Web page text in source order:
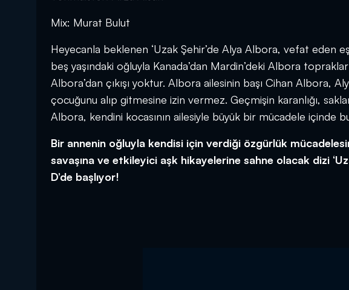
Mix: Murat Bulut
Heyecanla beklenen ‘Uzak Şehir’de Alya Albora, vefat eden
beş yaşındaki oğluyla Kanada’dan Mardin’deki Albora
Albora’dan çıkışı yoktur. Albora ailesinin başı Cihan Albora,
çocuğunu alıp gitmesine izin vermez. Geçmişin karanlığı,
Albora, kendini kocasının ailesiyle büyük bir mücadele içinde
Bir annenin oğluyla kendisi için verdiği özgürlük
savaşına ve etkileyici aşk hikayelerine sahne olacak dizi
D’de başlıyor!